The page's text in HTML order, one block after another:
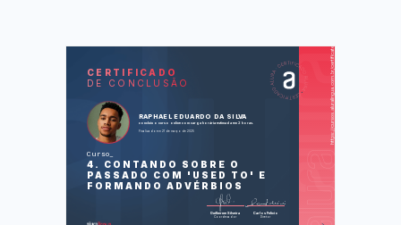
CERTIFICADO
DE CONCLUSÃO
RAPHAEL EDUARDO DA SILVA
concluiu o curso online com carga horária estimada em 2 horas.
Finalizado em 21 de março de 2025
Curso
4. CONTANDO SOBRE O
PASSADO COM 'USED TO' E
FORMANDO ADVÉRBIOS
Guilherme Silveira
Coordenador
Carlos Felício
Diretor
LAS
At Burger King (No Burger King)
When I was a girl (Quando eu era uma
Pets (Animais de estimação)